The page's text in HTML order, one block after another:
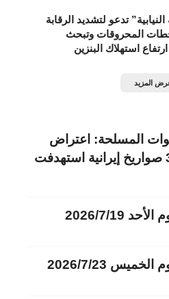
تدعو لتشديد الرقابة
المحروقات وتبحث
استهلاك البنزين
المزيد
المسلحة: اعتراض
وإسقاط 3 صواريخ إيرانية استهدفت
2026/7/19
2026/7/23